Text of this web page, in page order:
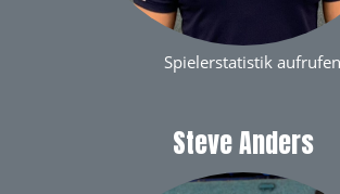
Spielerstatistik aufrufen
Steve Anders